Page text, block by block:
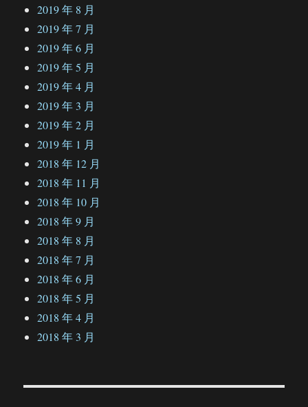
2019 年 8 月
2019 年 7 月
2019 年 6 月
2019 年 5 月
2019 年 4 月
2019 年 3 月
2019 年 2 月
2019 年 1 月
2018 年 12 月
2018 年 11 月
2018 年 10 月
2018 年 9 月
2018 年 8 月
2018 年 7 月
2018 年 6 月
2018 年 5 月
2018 年 4 月
2018 年 3 月